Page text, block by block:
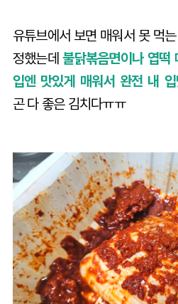
유튜브에서 보면 매워서 못 먹
정했는데불닭볶음면이나 엽떡
입엔 맛있게 매워서 완전 내
곤 다 좋은 김치다ㅠㅠ